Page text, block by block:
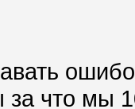
за что мы